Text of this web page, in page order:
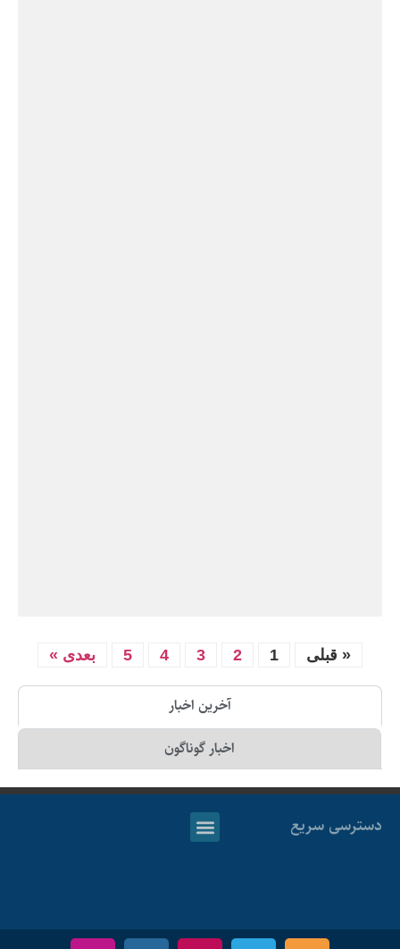
« قبلی 1
2
3
4
5 بعدی »
آخرین اخبار
اخبار گوناگون
دسترسی سریع